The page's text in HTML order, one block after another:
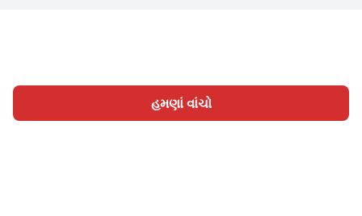
હમણાં વાંચો
હોમ શ્રેણી લખો લેખો સાઈન ઇન